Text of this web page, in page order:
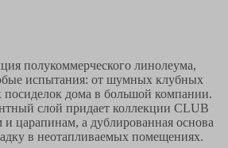
полукоммерческого линолеума,
испытания: от шумных клубных
дома в большой компании.
слой придает коллекции CLUB
и царапинам, а дублированная основа
в неотапливаемых помещениях.